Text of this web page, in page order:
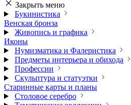
Закрыть меню
Букинистика
Венская бронза
Живопись и графика
Иконы
Нумизматика и Фалеристика
Предметы интерьера и обихода
Профессии
Скульптура и статуэтки
Старинные карты и планы
Столовое серебро